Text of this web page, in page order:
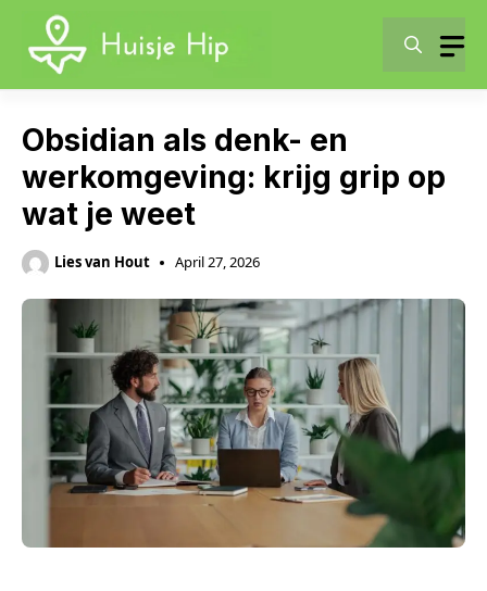
content
Obsidian als denk- en
werkomgeving: krijg grip op
wat je weet
Lies van Hout April 27, 2026